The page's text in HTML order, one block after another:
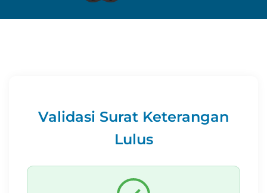
Validasi Surat Keterangan
Lulus